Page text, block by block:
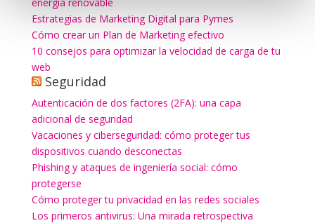
Estrategias de Marketing Digital para Pymes
Cómo crear un Plan de Marketing efectivo
10 consejos para optimizar la velocidad de carga de tu
web
Seguridad
Autenticación de dos factores (2FA): una capa
adicional de seguridad
Vacaciones y ciberseguridad: cómo proteger tus
dispositivos cuando desconectas
Phishing y ataques de ingeniería social: cómo
protegerse
Cómo proteger tu privacidad en las redes sociales
Los primeros antivirus: Una mirada retrospectiva